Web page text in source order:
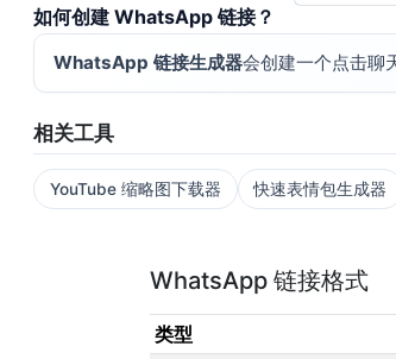
如何创建 WhatsApp 链接？
WhatsApp 链接生成器会创建一个点击聊
相关工具
YouTube 缩略图下载器 快速表情包生成器
WhatsApp 链接格式
类型